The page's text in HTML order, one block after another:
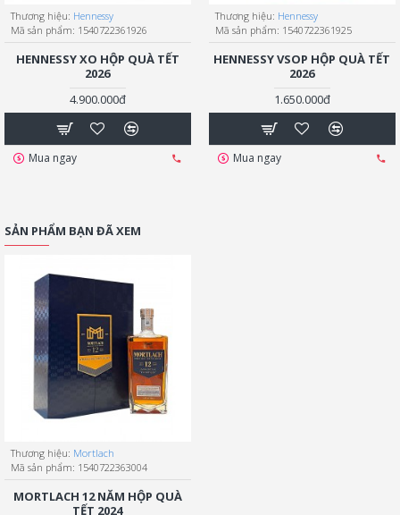
Thương hiệu: Hennessy
Mã sản phẩm: 1540722361926
HENNESSY XO HỘP QUÀ TẾT
2026
4.900.000đ
Mua ngay
Thương hiệu: Hennessy
Mã sản phẩm: 1540722361925
HENNESSY VSOP HỘP QUÀ TẾT
2026
1.650.000đ
Mua ngay
SẢN PHẨM BẠN ĐÃ XEM
Thương hiệu: Mortlach
Mã sản phẩm: 1540722363004
MORTLACH 12 NĂM HỘP QUÀ
TẾT 2024